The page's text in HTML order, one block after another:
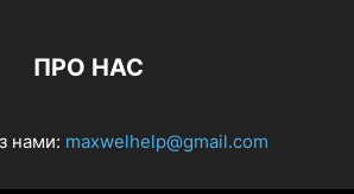
ПРО НАС
нами: maxwelhelp@gmail.com